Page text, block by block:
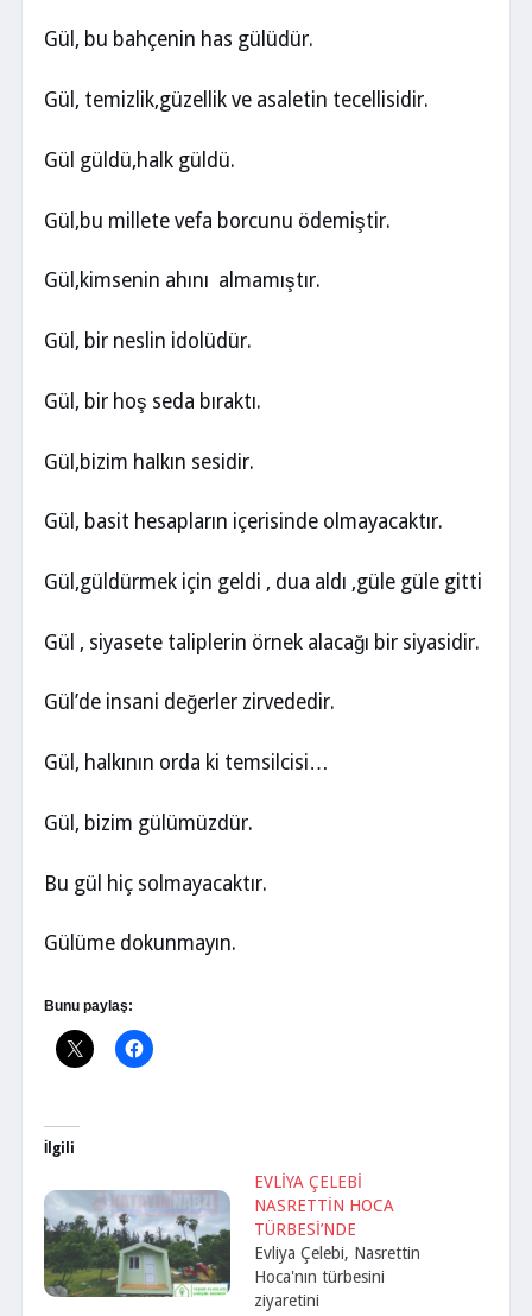
Gül, bu bahçenin has gülüdür.
Gül, temizlik,güzellik ve asaletin tecellisidir.
Gül güldü,halk güldü.
Gül,bu millete vefa borcunu ödemiştir.
Gül,kimsenin ahını almamıştır.
Gül, bir neslin idolüdür.
Gül, bir hoş seda bıraktı.
Gül,bizim halkın sesidir.
Gül, basit hesapların içerisinde olmayacaktır.
Gül,güldürmek için geldi , dua aldı ,güle güle gitti
Gül , siyasete taliplerin örnek alacağı bir siyasidir.
Gül’de insani değerler zirvededir.
Gül, halkının orda ki temsilcisi…
Gül, bizim gülümüzdür.
Bu gül hiç solmayacaktır.
Gülüme dokunmayın.
Bunu paylaş:
İlgili
EVLİYA ÇELEBİ
NASRETTİN HOCA
TÜRBESİ’NDE
Evliya Çelebi, Nasrettin
Hoca'nın türbesini
ziyaretini